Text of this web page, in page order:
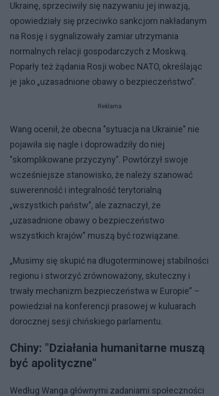
Ukrainę, sprzeciwiły się nazywaniu jej inwazją,
opowiedziały się przeciwko sankcjom nakładanym
na Rosję i sygnalizowały zamiar utrzymania
normalnych relacji gospodarczych z Moskwą.
Poparły też żądania Rosji wobec NATO, określając
je jako „uzasadnione obawy o bezpieczeństwo”.
Reklama
Wang ocenił, że obecna "sytuacja na Ukrainie" nie
pojawiła się nagle i doprowadziły do niej
"skomplikowane przyczyny". Powtórzył swoje
wcześniejsze stanowisko, że należy szanować
suwerenność i integralność terytorialną
„wszystkich państw”, ale zaznaczył, że
„uzasadnione obawy o bezpieczeństwo
wszystkich krajów” muszą być rozwiązane.
„Musimy się skupić na długoterminowej stabilności
regionu i stworzyć zrównoważony, skuteczny i
trwały mechanizm bezpieczeństwa w Europie” –
powiedział na konferencji prasowej w kuluarach
dorocznej sesji chińskiego parlamentu.
Chiny: "Działania humanitarne muszą
być apolityczne"
Według Wanga głównymi zadaniami społeczności